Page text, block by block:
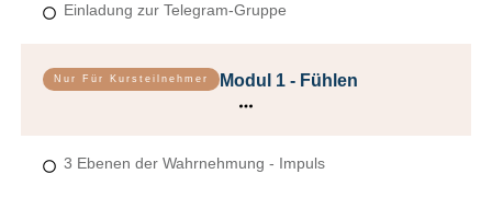
Einladung zur Telegram-Gruppe
Nur Für Kursteilnehmer Modul 1 - Fühlen
3 Ebenen der Wahrnehmung - Impuls